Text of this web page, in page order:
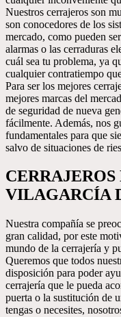
Nuestros cerrajeros son
son conocedores de los
mercado, como pueden
alarmas o las cerraduras
cuál sea tu problema, ya
cualquier contratiempo
Para ser los mejores
mejores marcas del
de seguridad de nueva
fácilmente. Además, nos
fundamentales para que
salvo de situaciones de
CERRAJEROS
VILAGARCÍA
Nuestra compañía se
gran calidad, por este
mundo de la cerrajería y
Queremos que todos
disposición para poder
cerrajería que le pueda
puerta o la sustitución de
tengas o necesites,